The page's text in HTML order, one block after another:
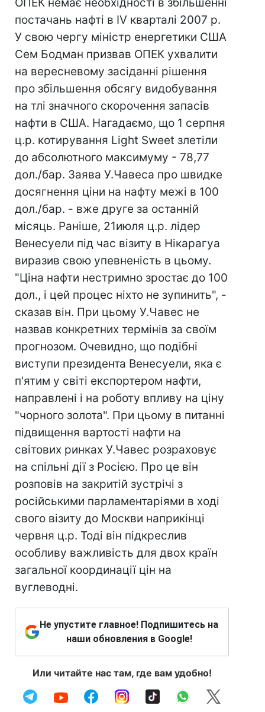
постачань нафті в IV кварталі 2007 р.
У свою чергу міністр енергетики США
Сем Бодман призвав ОПЕК ухвалити
на вересневому засіданні рішення
про збільшення обсягу видобування
на тлі значного скорочення запасів
нафти в США. Нагадаємо, що 1 серпня
ц.р. котирування Light Sweet злетіли
до абсолютного максимуму - 78,77
дол./бар. Заява У.Чавеса про швидке
досягнення ціни на нафту межі в 100
дол./бар. - вже друге за останній
місяць. Раніше, 21июля ц.р. лідер
Венесуели під час візиту в Нікарагуа
виразив свою упевненість в цьому.
"Ціна нафти нестримно зростає до 100
дол., і цей процес ніхто не зупинить", -
сказав він. При цьому У.Чавес не
назвав конкретних термінів за своїм
прогнозом. Очевидно, що подібні
виступи президента Венесуели, яка є
п'ятим у світі експортером нафти,
направлені і на роботу впливу на ціну
"чорного золота". При цьому в питанні
підвищення вартості нафти на
світових ринках У.Чавес розраховує
на спільні дії з Росією. Про це він
розповів на закритій зустрічі з
російськими парламентаріями в ході
свого візиту до Москви наприкінці
червня ц.р. Тоді він підкреслив
особливу важливість для двох країн
загальної координації цін на
вуглеводні.
Не упустите главное! Подпишитесь на
наши обновления в Google!
Или читайте нас там, где вам удобно!